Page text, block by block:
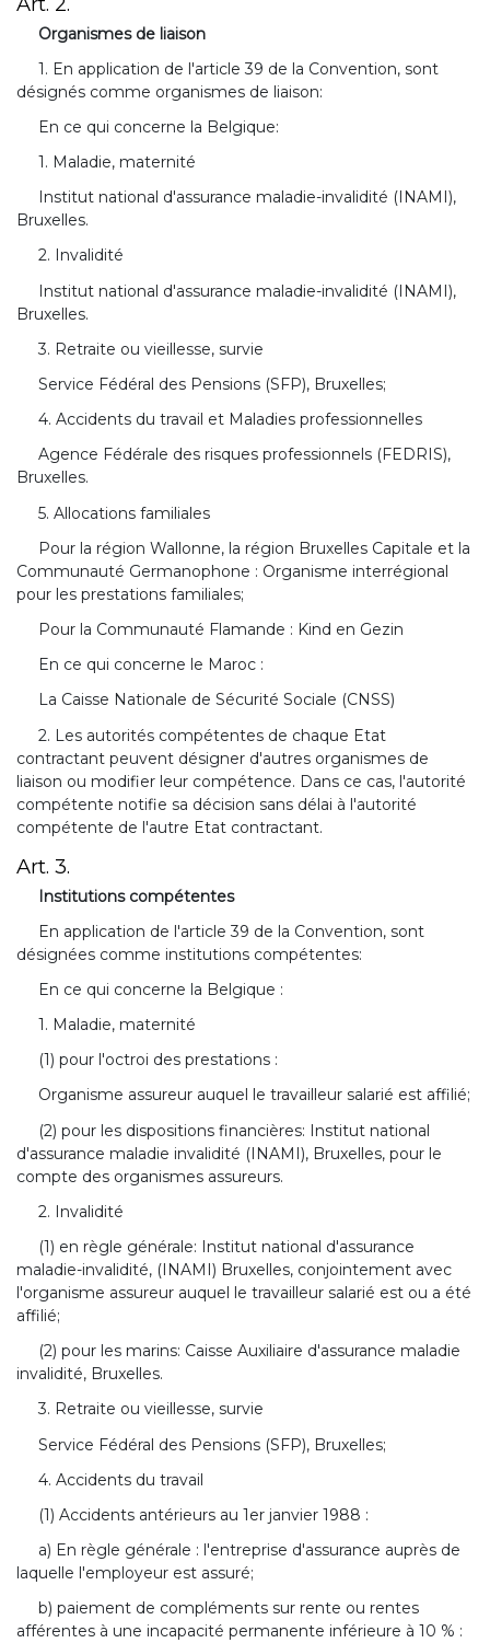
Organismes de liaison
1. En application de l'article 39 de la Convention, sont
désignés comme organismes de liaison:
En ce qui concerne la Belgique:
1. Maladie, maternité
Institut national d'assurance maladie-invalidité (INAMI),
Bruxelles.
2. Invalidité
Institut national d'assurance maladie-invalidité (INAMI),
Bruxelles.
3. Retraite ou vieillesse, survie
Service Fédéral des Pensions (SFP), Bruxelles;
4. Accidents du travail et Maladies professionnelles
Agence Fédérale des risques professionnels (FEDRIS),
Bruxelles.
5. Allocations familiales
Pour la région Wallonne, la région Bruxelles Capitale et la
Communauté Germanophone : Organisme interrégional
pour les prestations familiales;
Pour la Communauté Flamande : Kind en Gezin
En ce qui concerne le Maroc :
La Caisse Nationale de Sécurité Sociale (CNSS)
2. Les autorités compétentes de chaque Etat
contractant peuvent désigner d'autres organismes de
liaison ou modifier leur compétence. Dans ce cas, l'autorité
compétente notifie sa décision sans délai à l'autorité
compétente de l'autre Etat contractant.
Art. 3.
Institutions compétentes
En application de l'article 39 de la Convention, sont
désignées comme institutions compétentes:
En ce qui concerne la Belgique :
1. Maladie, maternité
(1) pour l'octroi des prestations :
Organisme assureur auquel le travailleur salarié est affilié;
(2) pour les dispositions financières: Institut national
d'assurance maladie invalidité (INAMI), Bruxelles, pour le
compte des organismes assureurs.
2. Invalidité
(1) en règle générale: Institut national d'assurance
maladie-invalidité, (INAMI) Bruxelles, conjointement avec
l'organisme assureur auquel le travailleur salarié est ou a été
affilié;
(2) pour les marins: Caisse Auxiliaire d'assurance maladie
invalidité, Bruxelles.
3. Retraite ou vieillesse, survie
Service Fédéral des Pensions (SFP), Bruxelles;
4. Accidents du travail
(1) Accidents antérieurs au 1er janvier 1988 :
a) En règle générale : l'entreprise d'assurance auprès de
laquelle l'employeur est assuré;
b) paiement de compléments sur rente ou rentes
afférentes à une incapacité permanente inférieure à 10 % :